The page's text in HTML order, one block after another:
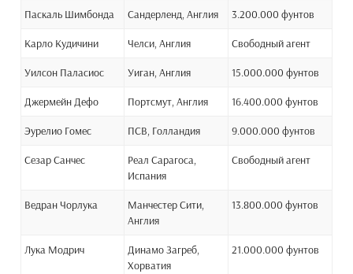
Паскаль Шимбонда Сандерленд, Англия 3.200.000 фунтов
Карло Кудичини Челси, Англия Свободный агент
Уилсон Паласиос Уиган, Англия 15.000.000 фунтов
Джермейн Дефо Портсмут, Англия 16.400.000 фунтов
Эурелио Гомес ПСВ, Голландия 9.000.000 фунтов
Сезар Санчес
Реал Сарагоса,
Испания
Свободный агент
Ведран Чорлука
Манчестер Сити,
Англия
13.800.000 фунтов
Лука Модрич
Динамо Загреб,
Хорватия
21.000.000 фунтов